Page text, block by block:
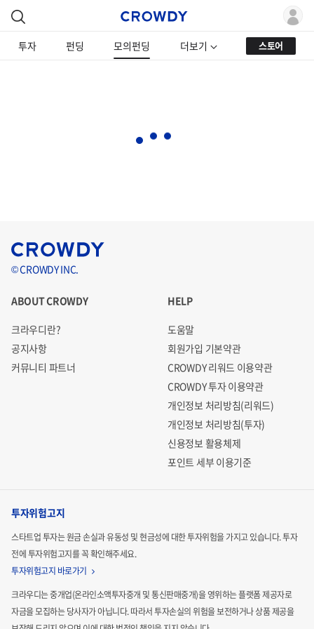
투자 펀딩 모의펀딩 더보기 스토어
© CROWDY INC.
ABOUT CROWDY
크라우디란?
공지사항
커뮤니티 파트너
HELP
도움말
회원가입 기본약관
CROWDY 리워드 이용약관
CROWDY 투자 이용약관
개인정보 처리방침(리워드)
개인정보 처리방침(투자)
신용정보 활용체제
포인트 세부 이용기준
투자위험고지
스타트업 투자는 원금 손실과 유동성 및 현금성에 대한 투자위험을 가지고 있습니다.투자
전에 투자위험고지를 꼭 확인해주세요.
투자위험고지 바로가기
크라우디는 중개업(온라인소액투자중개 및 통신판매중개)을 영위하는 플랫폼 제공자로
자금을 모집하는당사자가 아닙니다. 따라서 투자손실의 위험을 보전하거나 상품 제공을